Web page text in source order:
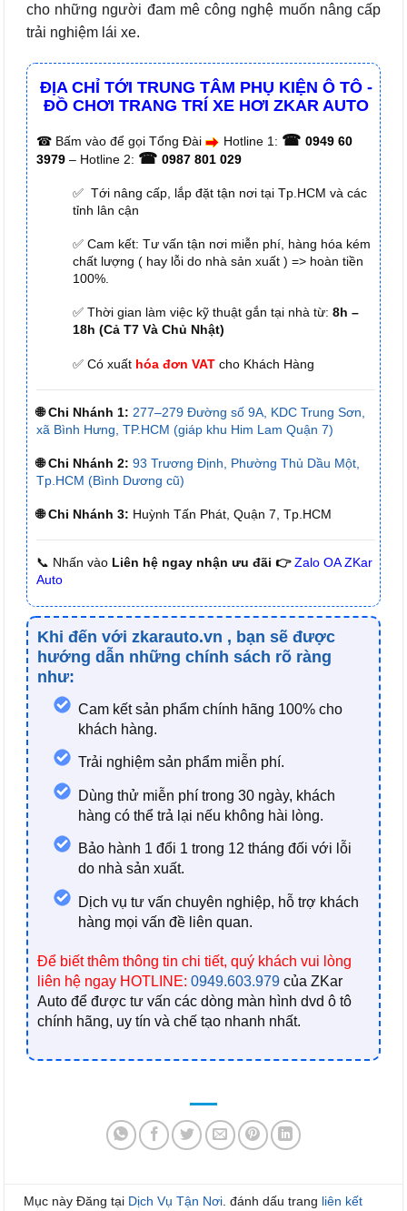
cho những người đam mê công nghệ muốn nâng cấp
trải nghiệm lái xe.
ĐỊA CHỈ TỚI TRUNG TÂM PHỤ KIỆN Ô TÔ -
ĐỒ CHƠI TRANG TRÍ XE HƠI ZKAR AUTO
☎ Bấm vào để gọi Tổng Đài Hotline 1: ☎ 0949 60
3979 – Hotline 2: ☎ 0987 801 029
✅ Tới nâng cấp, lắp đặt tận nơi tại Tp.HCM và các
tỉnh lân cận
✅ Cam kết: Tư vấn tận nơi miễn phí, hàng hóa kém
chất lượng ( hay lỗi do nhà sản xuất ) => hoàn tiền
100%.
✅ Thời gian làm việc kỹ thuật gắn tại nhà từ: 8h –
18h (Cả T7 Và Chủ Nhật)
✅ Có xuất hóa đơn VAT cho Khách Hàng
🌐 Chi Nhánh 1: 277–279 Đường số 9A, KDC Trung Sơn,
xã Bình Hưng, TP.HCM (giáp khu Him Lam Quận 7)
🌐 Chi Nhánh 2: 93 Trương Định, Phường Thủ Dầu Một,
Tp.HCM (Bình Dương cũ)
🌐 Chi Nhánh 3: Huỳnh Tấn Phát, Quận 7, Tp.HCM
📞 Nhấn vào Liên hệ ngay nhận ưu đãi 👉 Zalo OA ZKar
Auto
Khi đến với zkarauto.vn , bạn sẽ được
hướng dẫn những chính sách rõ ràng
như:
Cam kết sản phẩm chính hãng 100% cho
khách hàng.
Trải nghiệm sản phẩm miễn phí.
Dùng thử miễn phí trong 30 ngày, khách
hàng có thể trả lại nếu không hài lòng.
Bảo hành 1 đổi 1 trong 12 tháng đối với lỗi
do nhà sản xuất.
Dịch vụ tư vấn chuyên nghiệp, hỗ trợ khách
hàng mọi vấn đề liên quan.
Để biết thêm thông tin chi tiết, quý khách vui lòng
liên hệ ngay HOTLINE: 0949.603.979 của ZKar
Auto để được tư vấn các dòng màn hình dvd ô tô
chính hãng, uy tín và chế tạo nhanh nhất.
Mục này Đăng tại Dịch Vụ Tận Nơi. đánh dấu trang liên kết